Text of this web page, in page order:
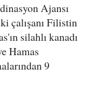
Ajansı
çalışanı Filistin
silahlı kanadı
Hamas
9